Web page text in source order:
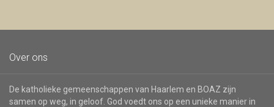
Over ons
De katholieke gemeenschappen van Haarlem en BOAZ zijn
samen op weg, in geloof. God voedt ons op een unieke manier in